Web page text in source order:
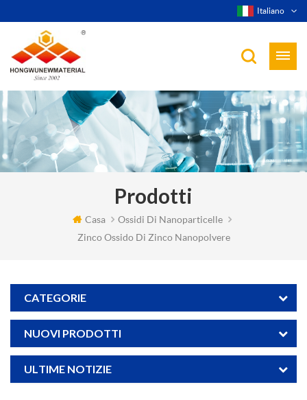
Italiano
Prodotti
Casa
Ossidi Di Nanoparticelle
Zinco Ossido Di Zinco Nanopolvere
CATEGORIE
NUOVI PRODOTTI
ULTIME NOTIZIE